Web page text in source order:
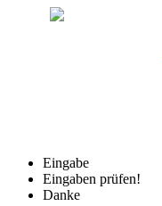
Eingabe
Eingaben prüfen!
Danke